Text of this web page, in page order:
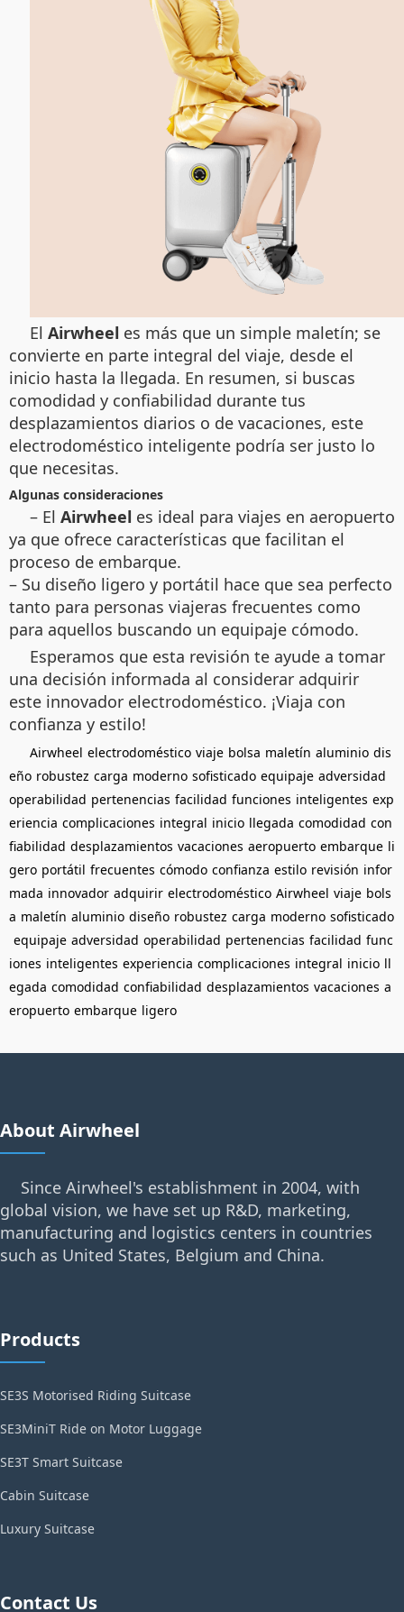
El Airwheel es más que un simple maletín; se
convierte en parte integral del viaje, desde el
inicio hasta la llegada. En resumen, si buscas
comodidad y confiabilidad durante tus
desplazamientos diarios o de vacaciones, este
electrodoméstico inteligente podría ser justo lo
que necesitas.
Algunas consideraciones
– El Airwheel es ideal para viajes en aeropuerto
ya que ofrece características que facilitan el
proceso de embarque.
– Su diseño ligero y portátil hace que sea perfecto
tanto para personas viajeras frecuentes como
para aquellos buscando un equipaje cómodo.
Esperamos que esta revisión te ayude a tomar
una decisión informada al considerar adquirir
este innovador electrodoméstico. ¡Viaja con
confianza y estilo!
Airwheel electrodoméstico viaje bolsa maletín aluminio dis
eño robustez carga moderno sofisticado equipaje adversidad
operabilidad pertenencias facilidad funciones inteligentes exp
eriencia complicaciones integral inicio llegada comodidad con
fiabilidad desplazamientos vacaciones aeropuerto embarque li
gero portátil frecuentes cómodo confianza estilo revisión infor
mada innovador adquirir electrodoméstico Airwheel viaje bols
a maletín aluminio diseño robustez carga moderno sofisticado
equipaje adversidad operabilidad pertenencias facilidad func
iones inteligentes experiencia complicaciones integral inicio ll
egada comodidad confiabilidad desplazamientos vacaciones a
eropuerto embarque ligero
About Airwheel
Since Airwheel's establishment in 2004, with
global vision, we have set up R&D, marketing,
manufacturing and logistics centers in countries
such as United States, Belgium and China.
Products
SE3S Motorised Riding Suitcase
SE3MiniT Ride on Motor Luggage
SE3T Smart Suitcase
Cabin Suitcase
Luxury Suitcase
Contact Us